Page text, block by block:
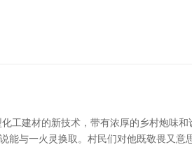
工建材的新技术，带有浓厚的乡村炮味
能与一火灵换取。村民们对他既敬畏又意